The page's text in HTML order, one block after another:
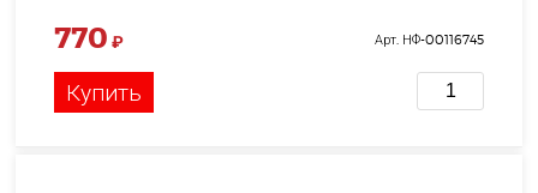
770 ₽ Арт. НФ-00116745
Купить